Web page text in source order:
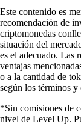
Este contenido es
recomendación de
criptomonedas
situación del
es el adecuado. Las
ventajas
o a la cantidad de
según los términos
*Sin comisiones de
nivel de Level Up.